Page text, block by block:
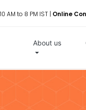
AM to 8 PM IST | Online
About us